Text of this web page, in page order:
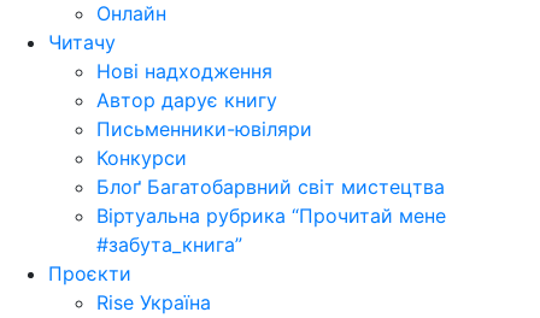
Онлайн
Читачу
Нові надходження
Автор дарує книгу
Письменники-ювіляри
Конкурси
Блоґ Багатобарвний світ мистецтва
Віртуальна рубрика “Прочитай мене
#забута_книга”
Проєкти
Rise Україна